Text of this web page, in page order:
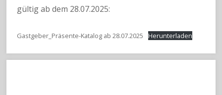
gültig ab dem 28.07.2025:
Gastgeber_Präsente-Katalog ab 28.07.2025 Herunterladen